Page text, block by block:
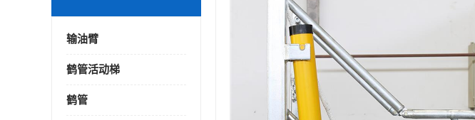
输油臂
鹤管活动梯
鹤管